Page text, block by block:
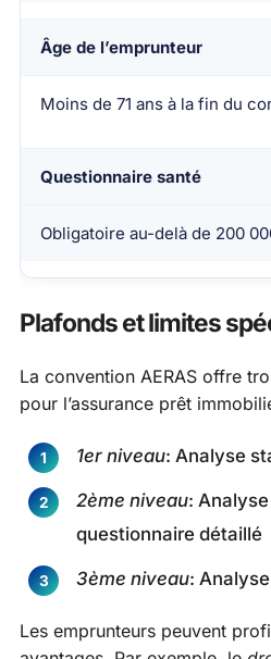
Âge de l’emprunteur
Moins de 71 ans à la fin du
Questionnaire santé
Obligatoire au-delà de 200
Plafonds et limites
La convention AERAS offre
pour l’assurance prêt
1er niveau: Analyse
2ème niveau:
questionnaire détaillé
3ème niveau:
Les emprunteurs peuvent